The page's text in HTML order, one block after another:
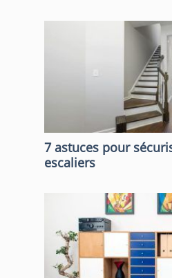
7 astuces pour
escaliers